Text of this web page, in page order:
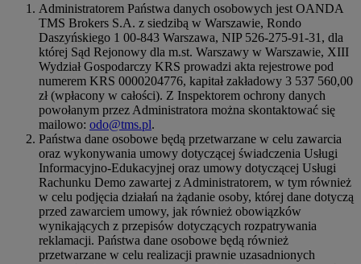
Administratorem Państwa danych osobowych jest OANDA
TMS Brokers S.A. z siedzibą w Warszawie, Rondo
Daszyńskiego 1 00-843 Warszawa, NIP 526-275-91-31, dla
której Sąd Rejonowy dla m.st. Warszawy w Warszawie, XIII
Wydział Gospodarczy KRS prowadzi akta rejestrowe pod
numerem KRS 0000204776, kapitał zakładowy 3 537 560,00
zł (wpłacony w całości). Z Inspektorem ochrony danych
powołanym przez Administratora można skontaktować się
mailowo: odo@tms.pl.
Państwa dane osobowe będą przetwarzane w celu zawarcia
oraz wykonywania umowy dotyczącej świadczenia Usługi
Informacyjno-Edukacyjnej oraz umowy dotyczącej Usługi
Rachunku Demo zawartej z Administratorem, w tym również
w celu podjęcia działań na żądanie osoby, której dane dotyczą
przed zawarciem umowy, jak również obowiązków
wynikających z przepisów dotyczących rozpatrywania
reklamacji. Państwa dane osobowe będą również
przetwarzane w celu realizacji prawnie uzasadnionych